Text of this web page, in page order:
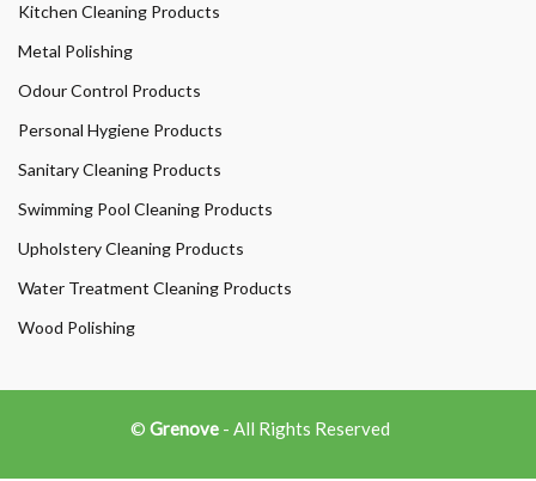
Kitchen Cleaning Products
Metal Polishing
Odour Control Products
Personal Hygiene Products
Sanitary Cleaning Products
Swimming Pool Cleaning Products
Upholstery Cleaning Products
Water Treatment Cleaning Products
Wood Polishing
© Grenove - All Rights Reserved